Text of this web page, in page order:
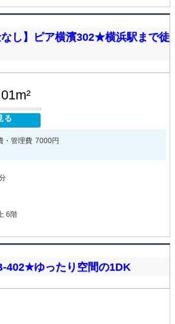
なし】ピア横濱302★横浜駅まで徒
る
・管理費 7000円
6階
402★ゆったり空間の1DK